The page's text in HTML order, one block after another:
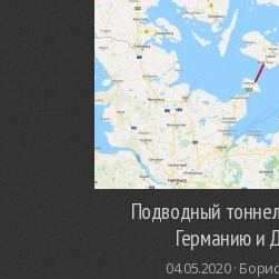
Подводный
Германию и
04.05.2020 ·